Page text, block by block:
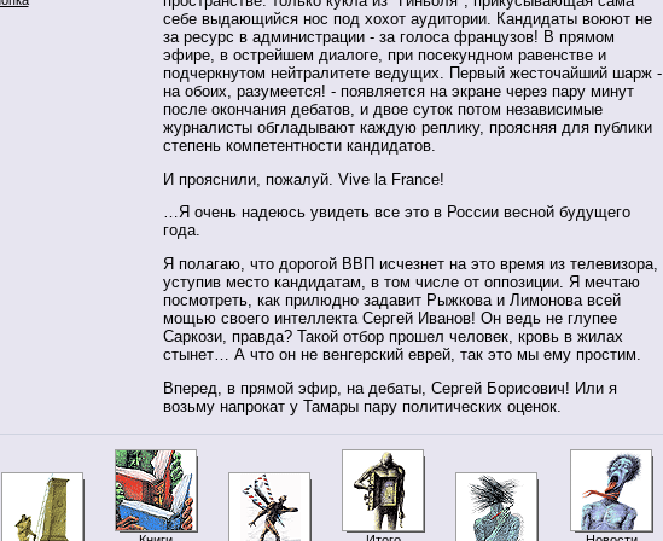
себе выдающийся нос под хохот аудитории. Кандидаты воюют не
за ресурс в администрации - за голоса французов! В прямом
эфире, в острейшем диалоге, при посекундном равенстве и
подчеркнутом нейтралитете ведущих. Первый жесточайший шарж -
на обоих, разумеется! - появляется на экране через пару минут
после окончания дебатов, и двое суток потом независимые
журналисты обгладывают каждую реплику, проясняя для публики
степень компетентности кандидатов.
И прояснили, пожалуй. Vive la France!
…Я очень надеюсь увидеть все это в России весной будущего
года.
Я полагаю, что дорогой ВВП исчезнет на это время из телевизора,
уступив место кандидатам, в том числе от оппозиции. Я мечтаю
посмотреть, как прилюдно задавит Рыжкова и Лимонова всей
мощью своего интеллекта Сергей Иванов! Он ведь не глупее
Саркози, правда? Такой отбор прошел человек, кровь в жилах
стынет… А что он не венгерский еврей, так это мы ему простим.
Вперед, в прямой эфир, на дебаты, Сергей Борисович! Или я
возьму напрокат у Тамары пару политических оценок.